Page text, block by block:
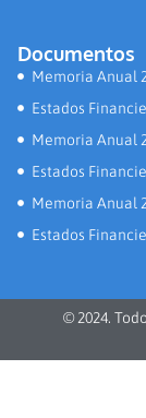
Documentos
Memoria Anual
Estados
Memoria Anual
Estados
Memoria Anual
Estados
© 2024.